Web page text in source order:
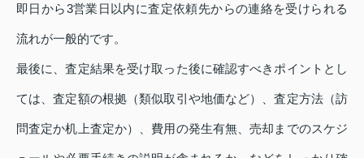
即日から3営業日以内に査定依頼先からの連絡を受けられる
流れが一般的です。
最後に、査定結果を受け取った後に確認すべきポイントとし
ては、査定額の根拠（類似取引や地価など）、査定方法（訪
問査定か机上査定か）、費用の発生有無、売却までのスケジ